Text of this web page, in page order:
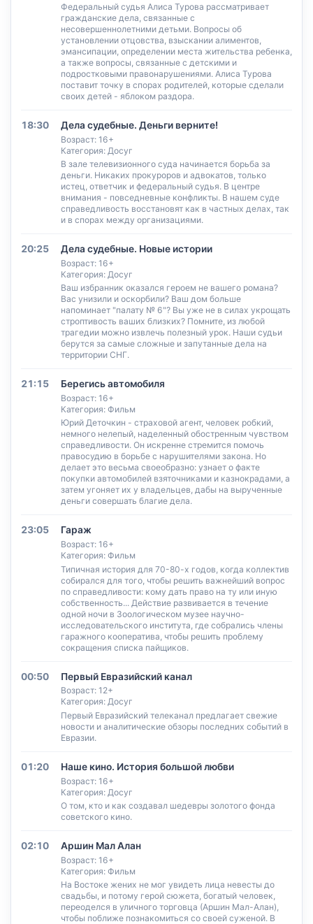
Федеральный судья Алиса Турова рассматривает
гражданские дела, связанные с
несовершеннолетними детьми. Вопросы об
установлении отцовства, взыскании алиментов,
эмансипации, определении места жительства ребенка,
а также вопросы, связанные с детскими и
подростковыми правонарушениями. Алиса Турова
поставит точку в спорах родителей, которые сделали
своих детей - яблоком раздора.
18:30 Дела судебные. Деньги верните!
Возраст: 16+
Категория: Досуг
В зале телевизионного суда начинается борьба за
деньги. Никаких прокуроров и адвокатов, только
истец, ответчик и федеральный судья. В центре
внимания - повседневные конфликты. В нашем суде
справедливость восстановят как в частных делах, так
и в спорах между организациями.
20:25 Дела судебные. Новые истории
Возраст: 16+
Категория: Досуг
Ваш избранник оказался героем не вашего романа?
Вас унизили и оскорбили? Ваш дом больше
напоминает "палату № 6"? Вы уже не в силах укрощать
строптивость ваших близких? Помните, из любой
трагедии можно извлечь полезный урок. Наши судьи
берутся за самые сложные и запутанные дела на
территории СНГ.
21:15 Берегись автомобиля
Возраст: 16+
Категория: Фильм
Юрий Деточкин - страховой агент, человек робкий,
немного нелепый, наделенный обостренным чувством
справедливости. Он искренне стремится помочь
правосудию в борьбе с нарушителями закона. Но
делает это весьма своеобразно: узнает о факте
покупки автомобилей взяточниками и казнокрадами, а
затем угоняет их у владельцев, дабы на вырученные
деньги совершать благие дела.
23:05 Гараж
Возраст: 16+
Категория: Фильм
Типичная история для 70-80-х годов, когда коллектив
собирался для того, чтобы решить важнейший вопрос
по справедливости: кому дать право на ту или иную
собственность... Действие развивается в течение
одной ночи в Зоологическом музее научно-
исследовательского института, где собрались члены
гаражного кооператива, чтобы решить проблему
сокращения списка пайщиков.
00:50 Первый Евразийский канал
Возраст: 12+
Категория: Досуг
Первый Евразийский телеканал предлагает свежие
новости и аналитические обзоры последних событий в
Евразии.
01:20 Наше кино. История большой любви
Возраст: 16+
Категория: Досуг
О том, кто и как создавал шедевры золотого фонда
советского кино.
02:10 Аршин Мал Алан
Возраст: 16+
Категория: Фильм
На Востоке жених не мог увидеть лица невесты до
свадьбы, и потому герой сюжета, богатый человек,
переоделся в уличного торговца (Аршин Мал-Алан),
чтобы поближе познакомиться со своей суженой. В